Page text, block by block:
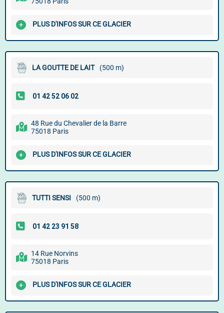
PLUS D'INFOS SUR CE GLACIER
LA GOUTTE DE LAIT (500 m)
48 Rue du Chevalier de la Barre
75018 Paris
PLUS D'INFOS SUR CE GLACIER
TUTTI SENSI (500 m)
14 Rue Norvins
75018 Paris
PLUS D'INFOS SUR CE GLACIER